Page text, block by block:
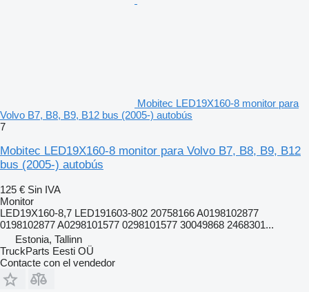
Mobitec LED19X160-8 monitor para
Volvo B7, B8, B9, B12 bus (2005-) autobús
7
Mobitec LED19X160-8 monitor para Volvo B7, B8, B9, B12
bus (2005-) autobús
125 € Sin IVA
Monitor
LED19X160-8,7 LED191603-802 20758166 A0198102877
0198102877 A0298101577 0298101577 30049868 2468301...
Estonia, Tallinn
TruckParts Eesti OÜ
Contacte con el vendedor